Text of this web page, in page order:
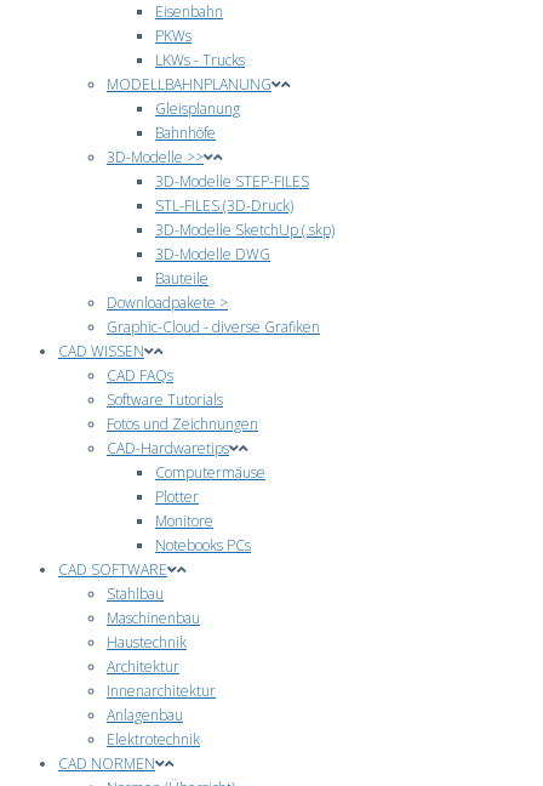
Eisenbahn
PKWs
LKWs - Trucks
MODELLBAHNPLANUNG
Gleisplanung
Bahnhöfe
3D-Modelle >>
3D-Modelle STEP-FILES
STL-FILES (3D-Druck)
3D-Modelle SketchUp (.skp)
3D-Modelle DWG
Bauteile
Downloadpakete >
Graphic-Cloud - diverse Grafiken
CAD WISSEN
CAD FAQs
Software Tutorials
Fotos und Zeichnungen
CAD-Hardwaretips
Computermäuse
Plotter
Monitore
Notebooks PCs
CAD SOFTWARE
Stahlbau
Maschinenbau
Haustechnik
Architektur
Innenarchitektur
Anlagenbau
Elektrotechnik
CAD NORMEN